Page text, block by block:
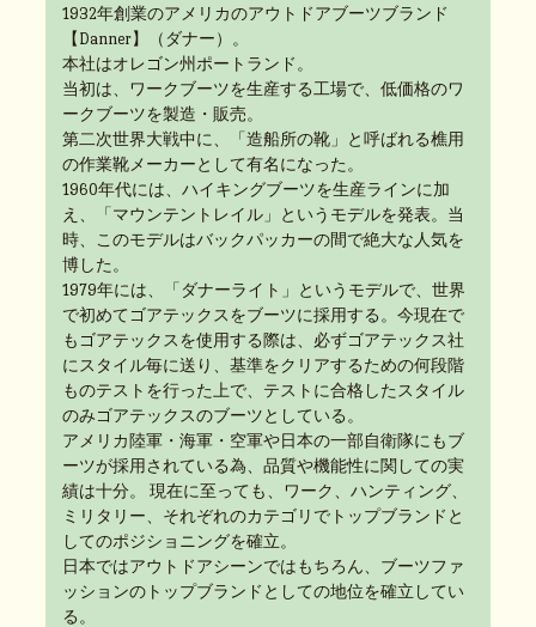
1932年創業のアメリカのアウトドアブーツブランド
【Danner】（ダナー）。
本社はオレゴン州ポートランド。
当初は、ワークブーツを生産する工場で、低価格のワ
ークブーツを製造・販売。
第二次世界大戦中に、「造船所の靴」と呼ばれる樵用
の作業靴メーカーとして有名になった。
1960年代には、ハイキングブーツを生産ラインに加
え、「マウンテントレイル」というモデルを発表。当
時、このモデルはバックパッカーの間で絶大な人気を
博した。
1979年には、「ダナーライト」というモデルで、世界
で初めてゴアテックスをブーツに採用する。今現在で
もゴアテックスを使用する際は、必ずゴアテックス社
にスタイル毎に送り、基準をクリアするための何段階
ものテストを行った上で、テストに合格したスタイル
のみゴアテックスのブーツとしている。
アメリカ陸軍・海軍・空軍や日本の一部自衛隊にもブ
ーツが採用されている為、品質や機能性に関しての実
績は十分。 現在に至っても、ワーク、ハンティング、
ミリタリー、それぞれのカテゴリでトップブランドと
してのポジショニングを確立。
日本ではアウトドアシーンではもちろん、ブーツファ
ッションのトップブランドとしての地位を確立してい
る。